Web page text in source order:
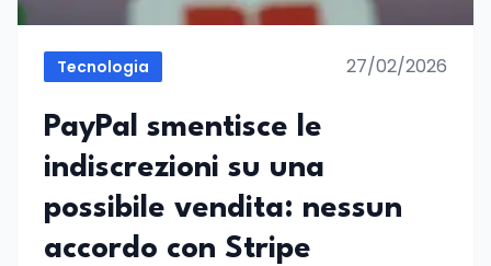
Tecnologia 27/02/2026
PayPal smentisce le
indiscrezioni su una
possibile vendita: nessun
accordo con Stripe